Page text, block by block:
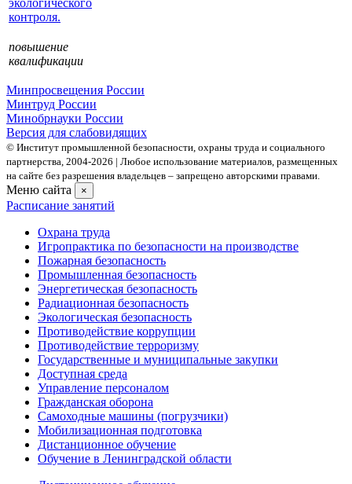
контроля.
повышение
квалификации
Минпросвещения России
Минтруд России
Минобрнауки России
Версия для слабовидящих
© Институт промышленной безопасности, охраны труда и социального
партнерства, 2004- 2026 | Любое использование материалов, размещенных
на сайте без разрешения владельцев – запрещено авторскими правами.
Меню сайта ×
Расписание занятий
Охрана труда
Игропрактика по безопасности на производстве
Пожарная безопасность
Промышленная безопасность
Энергетическая безопасность
Радиационная безопасность
Экологическая безопасность
Противодействие коррупции
Противодействие терроризму
Государственные и муниципальные закупки
Доступная среда
Управление персоналом
Гражданская оборона
Самоходные машины (погрузчики)
Мобилизационная подготовка
Дистанционное обучение
Обучение в Ленинградской области